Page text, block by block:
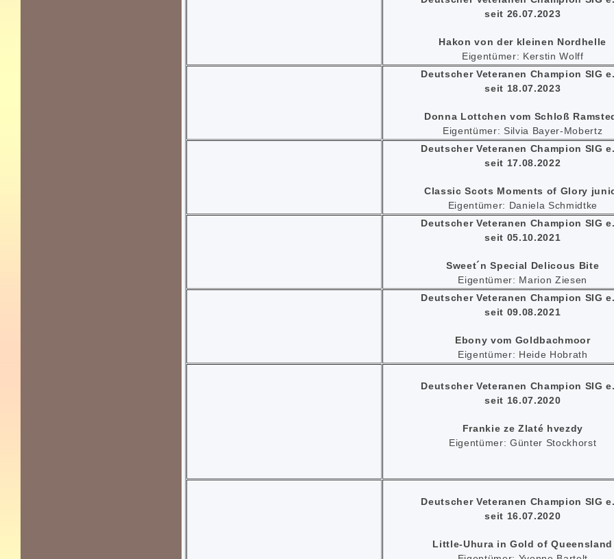
seit 26.07.2023
Hakon von der kleinen Nordhelle
Eigentümer: Kerstin Wolff
Deutscher Veteranen Champion SIG
seit 18.07.2023
Donna Lottchen vom Schloß
Eigentümer: Silvia Bayer-Mobertz
Deutscher Veteranen Champion SIG
seit 17.08.2022
Classic Scots Moments of Glory
Eigentümer: Daniela Schmidtke
Deutscher Veteranen Champion SIG
seit 05.10.2021
Sweet´n Special Delicous Bite
Eigentümer: Marion Ziesen
Deutscher Veteranen Champion SIG
seit 09.08.2021
Ebony vom Goldbachmoor
Eigentümer: Heide Hobrath
Deutscher Veteranen Champion SIG
seit 16.07.2020
Frankie ze Zlaté hvezdy
Eigentümer: Günter Stockhorst
Deutscher Veteranen Champion SIG
seit 16.07.2020
Little-Uhura in Gold of Queensland